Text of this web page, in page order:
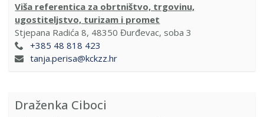
Viša referentica za obrtništvo, trgovinu,
ugostiteljstvo, turizam i promet
Stjepana Radića 8, 48350 Đurđevac, soba 3
+385 48 818 423
tanja.perisa@kckzz.hr
Draženka Ciboci